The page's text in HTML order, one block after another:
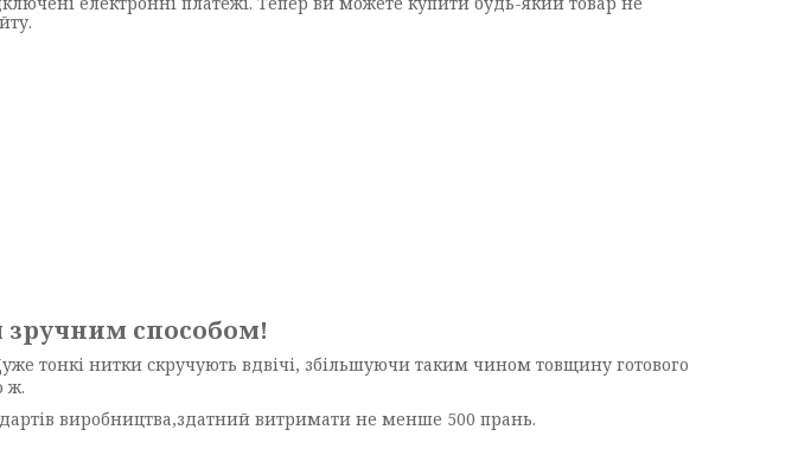
способом!
тонкі нитки скручують вдвічі, збільшуючи таким чином товщину готового
ж.
виробництва,здатний витримати не менше 500 прань.